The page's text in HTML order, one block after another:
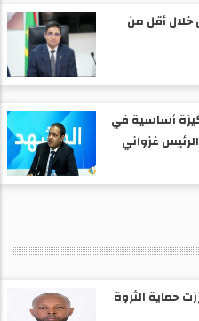
عمل خلال أقل من
أساسية في
غزواني
حماية الثروة